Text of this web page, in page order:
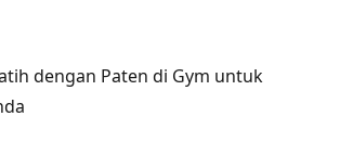
dengan Paten di Gym untuk